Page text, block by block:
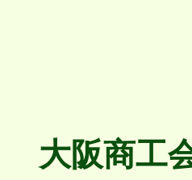
大阪商工